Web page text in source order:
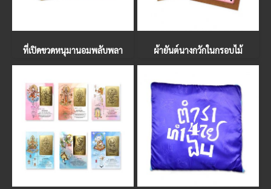
ที่เปิดขวดหนุมานอมพลับพลา ผ้ายันต์นางกวักในกรอบไม้